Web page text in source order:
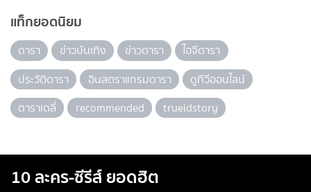
แท็กยอดนิยม
ดารา ข่าวบันเทิง ข่าวดารา
ไอจีดารา
ประวัติดารา
อินสตราแกรมดารา
ดูทีวีออนไลน์
ดาราเดลี่
recommended trueidstory
10 ละคร-ซีรีส์ ยอดฮิต